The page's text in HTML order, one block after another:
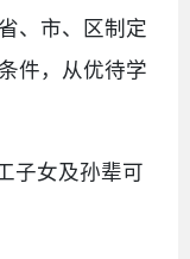
、市、区制定
件，从优待学
子女及孙辈可